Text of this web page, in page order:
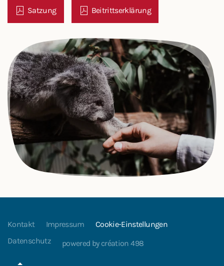
Satzung Beitrittserklärung
Kontakt Impressum
Cookie-Einstellungen
Datenschutz
powered by création 498